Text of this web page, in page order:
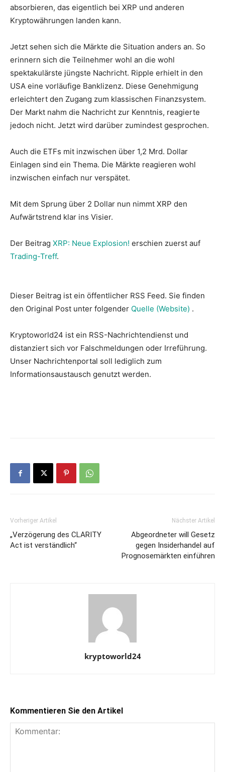
absorbieren, das eigentlich bei XRP und anderen
Kryptowährungen landen kann.
Jetzt sehen sich die Märkte die Situation anders an. So
erinnern sich die Teilnehmer wohl an die wohl
spektakulärste jüngste Nachricht. Ripple erhielt in den
USA eine vorläufige Banklizenz. Diese Genehmigung
erleichtert den Zugang zum klassischen Finanzsystem.
Der Markt nahm die Nachricht zur Kenntnis, reagierte
jedoch nicht. Jetzt wird darüber zumindest gesprochen.
Auch die ETFs mit inzwischen über 1,2 Mrd. Dollar
Einlagen sind ein Thema. Die Märkte reagieren wohl
inzwischen einfach nur verspätet.
Mit dem Sprung über 2 Dollar nun nimmt XRP den
Aufwärtstrend klar ins Visier.
Der Beitrag XRP: Neue Explosion! erschien zuerst auf
Trading-Treff.
Dieser Beitrag ist ein öffentlicher RSS Feed. Sie finden
den Original Post unter folgender Quelle (Website) .
Kryptoworld24 ist ein RSS-Nachrichtendienst und
distanziert sich vor Falschmeldungen oder Irreführung.
Unser Nachrichtenportal soll lediglich zum
Informationsaustausch genutzt werden.
Vorheriger Artikel
„Verzögerung des CLARITY
Act ist verständlich“
Nächster Artikel
Abgeordneter will Gesetz
gegen Insiderhandel auf
Prognosemärkten einführen
kryptoworld24
Kommentieren Sie den Artikel